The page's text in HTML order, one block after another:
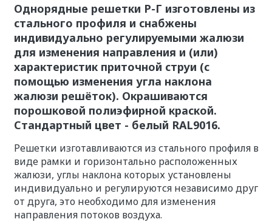
Однорядные решетки Р-Г изготовлены из
стального профиля и снабжены
индивидуально регулируемыми жалюзи
для изменения направления и (или)
характеристик приточной струи (с
помощью изменения угла наклона
жалюзи решёток). Окрашиваются
порошковой полиэфирной краской.
Стандартный цвет - белый RAL9016.
Решетки изготавливаются из стального профиля в
виде рамки и горизонтально расположенных
жалюзи, углы наклона которых установлены
индивидуально и регулируются независимо друг
от друга, это необходимо для изменения
направления потоков воздуха.